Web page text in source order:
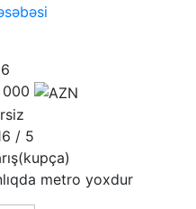
000
/ 5
metro yoxdur